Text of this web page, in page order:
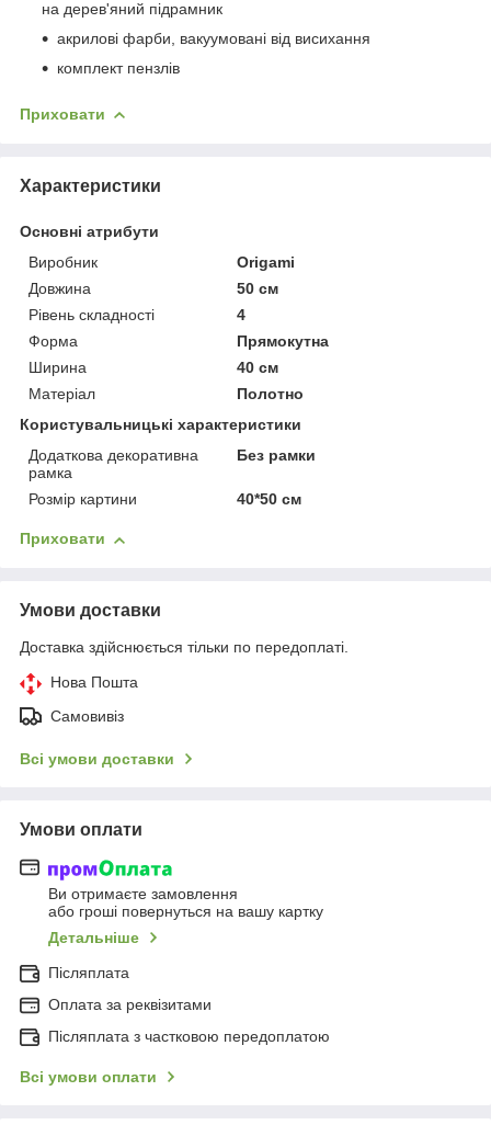
на дерев'яний підрамник
акрилові фарби, вакуумовані від висихання
комплект пензлів
Приховати
Характеристики
Основні атрибути
Виробник
Origami
Довжина
50 см
Рівень складності
4
Форма
Прямокутна
Ширина
40 см
Матеріал
Полотно
Користувальницькі характеристики
Додаткова декоративна
рамка
Без рамки
Розмір картини 40*50 см
Приховати
Умови доставки
Доставка здійснюється тільки по передоплаті.
Нова Пошта
Самовивіз
Всі умови доставки
Умови оплати
Ви отримаєте замовлення
або гроші повернуться на вашу картку
Детальніше
Післяплата
Оплата за реквізитами
Післяплата з частковою передоплатою
Всі умови оплати